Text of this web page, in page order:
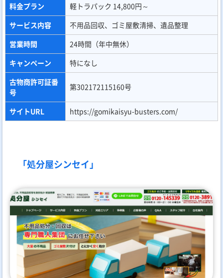
料金プラン
軽トラパック 14,800円～
サービス内容
不用品回収、ゴミ屋敷清掃、遺品整理
営業時間
24時間（年中無休）
キャンペーン
特になし
古物商許可証番
号
第302172115160号
サイトURL https://gomikaisyu-busters.com/
「処分屋シンセイ」